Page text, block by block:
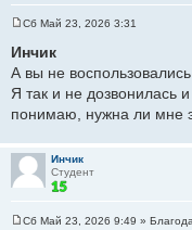
о
б
е
н
Сб Май 23, 2026 3:31
Инчик
А вы не
Я так и не дозвонилась
понимаю, нужна ли мне
Инчик
Студент
Сб Май 23, 2026 9:49 »